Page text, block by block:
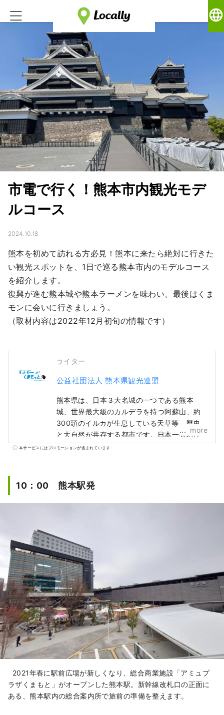
language
市電で行く！熊本市内観光モデ
ルコース
2024.10.18
熊本を初めて訪れる方必見！熊本に来たら絶対に行きた
い観光スポットを、1日で巡る熊本市内のモデルコース
を紹介します。
復興が進む熊本城や熊本ラーメンを味わい、最後はくま
モンに会いに行きましょう。
（取材内容は2022年12月初旬の情報です）
ライター
公益社団法人 熊本県観光連盟
熊本県は、日本３大名城の一つである熊本
城、世界最大級のカルデラを持つ阿蘇山、約
300頭のイルカが生息している天草等、歴史
と大自然が共存する都市です。日本一有名な
ご当地キャラくまモンの故郷であり、街のど
ワンピースの作家尾田栄一郎の故郷でもあ
り、県内各地で麦わらの一味の銅像を見るこ
ともできます。県内各地で取れた新鮮な食材
に来てください！
more
本サービスにはプロモーションが含まれています
10：00 熊本駅発
2021年春に駅前広場が新しくなり、総合商業施設「アミュプ
ラザくまもと」がオープンした熊本駅。新幹線改札口の正面に
ある、熊本駅内の総合案内所で旅前の準備を整えます。